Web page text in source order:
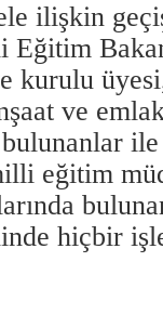
ilişkin
kurulu
ve
eğitim
hiçbir